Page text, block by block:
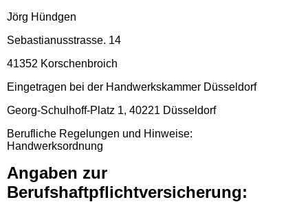
Jörg Hündgen
Sebastianusstrasse. 14
41352 Korschenbroich
Eingetragen bei der Handwerkskammer Düsseldorf
Georg-Schulhoff-Platz 1, 40221 Düsseldorf
Berufliche Regelungen und Hinweise:
Handwerksordnung
Angaben zur
Berufshaftpflichtversicherung: